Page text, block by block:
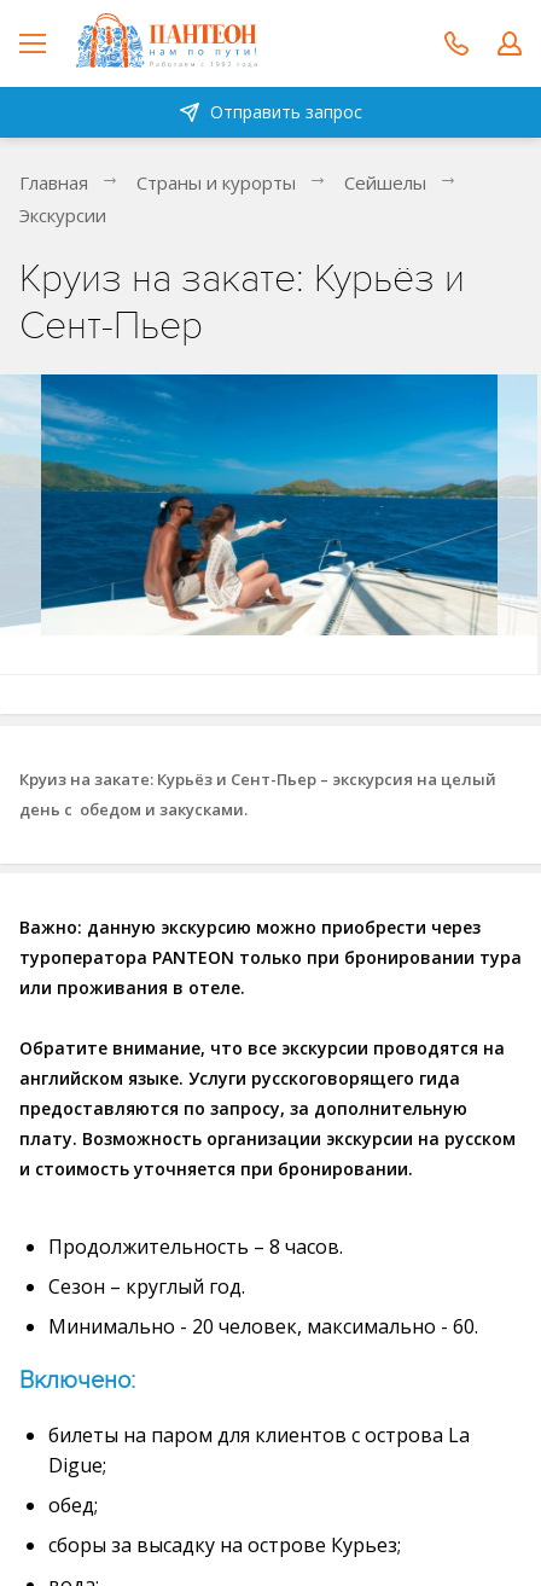
Отправить запрос
Главная Страны и курорты
Сейшелы
Экскурсии
Круиз на закате: Курьёз и
Сент-Пьер
Круиз на закате: Курьёз и Сент-Пьер – экскурсия на целый
день с обедом и закусками.
Важно: данную экскурсию можно приобрести через
туроператора PANTEON только при бронировании тура
или проживания в отеле.
Обратите внимание, что все экскурсии проводятся на
английском языке. Услуги русскоговорящего гида
предоставляются по запросу, за дополнительную
плату. Возможность организации экскурсии на русском
и стоимость уточняется при бронировании.
Продолжительность – 8 часов.
Сезон – круглый год.
Минимально - 20 человек, максимально - 60.
Включено:
билеты на паром для клиентов с острова La
Digue;
обед;
сборы за высадку на острове Курьез;